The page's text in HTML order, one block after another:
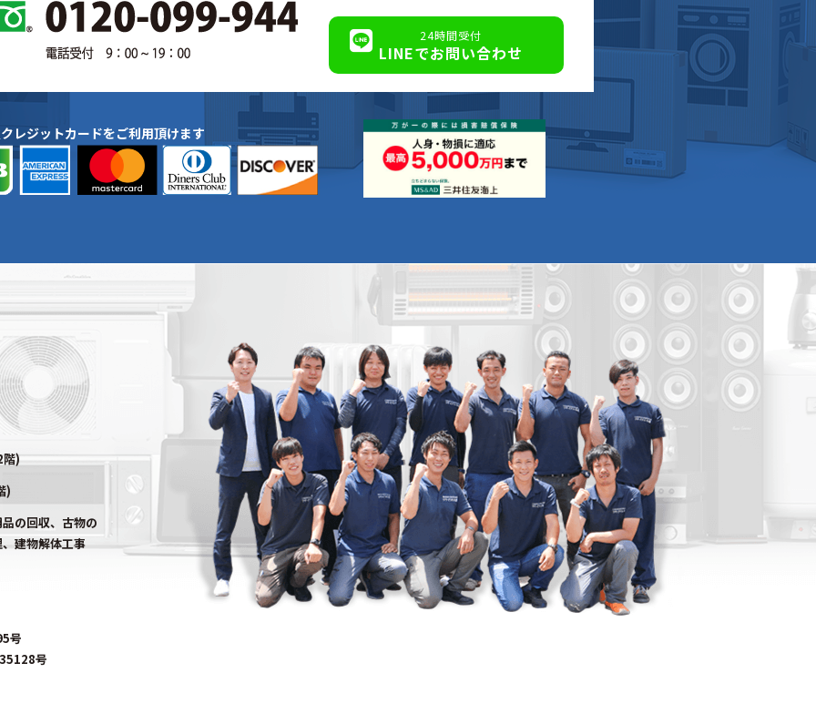
24時間受付
LINEでお問い合わせ
レジットカードをご利用頂けます
)
)
の回収、古物の
建物解体工事
号
号